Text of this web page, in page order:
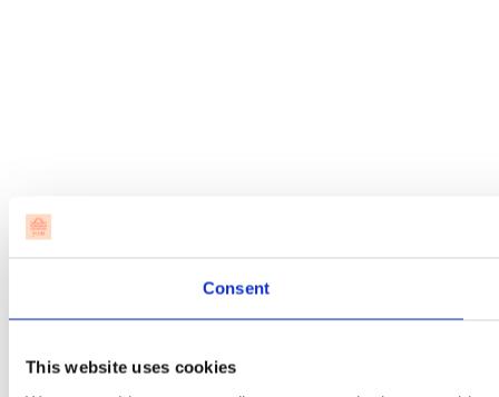
Consent
This website uses cookies